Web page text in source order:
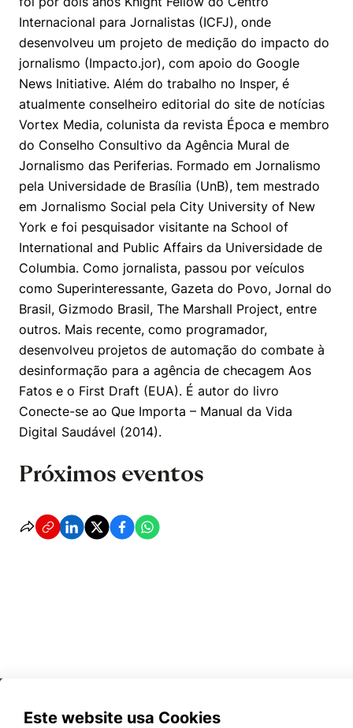
Internacional para Jornalistas (ICFJ), onde
desenvolveu um projeto de medição do impacto do
jornalismo (Impacto.jor), com apoio do Google
News Initiative. Além do trabalho no Insper, é
atualmente conselheiro editorial do site de notícias
Vortex Media, colunista da revista Época e membro
do Conselho Consultivo da Agência Mural de
Jornalismo das Periferias. Formado em Jornalismo
pela Universidade de Brasília (UnB), tem mestrado
em Jornalismo Social pela City University of New
York e foi pesquisador visitante na School of
International and Public Affairs da Universidade de
Columbia. Como jornalista, passou por veículos
como Superinteressante, Gazeta do Povo, Jornal do
Brasil, Gizmodo Brasil, The Marshall Project, entre
outros. Mais recente, como programador,
desenvolveu projetos de automação do combate à
desinformação para a agência de checagem Aos
Fatos e o First Draft (EUA). É autor do livro
Conecte-se ao Que Importa – Manual da Vida
Digital Saudável (2014).
Próximos eventos
Este website usa Cookies
Cookies de preferências de usuário